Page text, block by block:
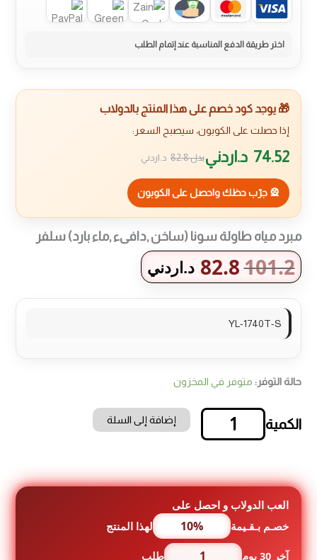
🎁 يوجد كود خصم على هذا المنتج بالدولاب
إذا حصلت على الكوبون، سيصبح السعر:
74.52 د.اردنيبدل82.8 د.اردني
🎡 جرّب حظك واحصل على الكوبون
مبرد مياه طاولة سونا (ساخن ,دافىء ,ماء بارد) سلفر
101.2
82.8 د.اردني
YL-1740T-S
حالة التوفر: متوفر في المخزون
كمية
سونا
(ساخن
,ماء
سلفر
إضافة إلى السلة
العب الدولاب و احصل على
خصـم بـقـيمة
10% لهذا المنتج
آخر 30 يوم 1 طلب